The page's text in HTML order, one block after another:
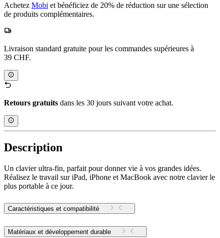
Achetez Mobi et bénéficiez de 20% de réduction sur une sélection
de produits complémentaires.
Livraison standard gratuite pour les commandes supérieures à
39 CHF.
Retours gratuits dans les 30 jours suivant votre achat.
Description
Un clavier ultra-fin, parfait pour donner vie à vos grandes idées.
Réalisez le travail sur iPad, iPhone et MacBook avec notre clavier le
plus portable à ce jour.
Caractéristiques et compatibilité
Matériaux et développement durable